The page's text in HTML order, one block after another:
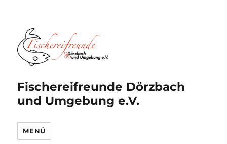
Fischereifreunde Dörzbach
und Umgebung e.V.
MENÜ